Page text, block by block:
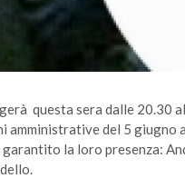
questa sera dalle 20.30
amministrative del 5 giugno
garantito la loro presenza: